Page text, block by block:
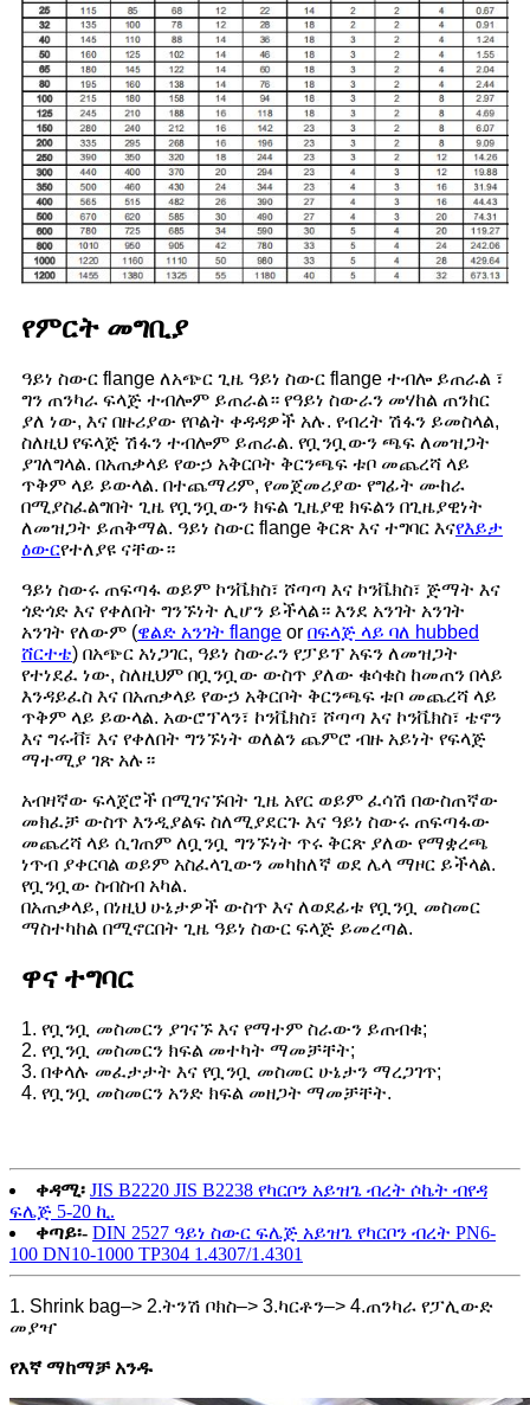
የምርት መግቢያ
ዓይነ ስውር flange ለአጭር ጊዜ ዓይነ ስውር flange ተብሎ ይጠራል ፣
ግን ጠንካራ ፍላጅ ተብሎም ይጠራል። የዓይነ ስውራን መሃከል ጠንከር
ያለ ነው, እና በዙሪያው የቦልት ቀዳዳዎች አሉ. የብረት ሽፋን ይመስላል,
ስለዚህ የፍላጅ ሽፋን ተብሎም ይጠራል. የቧንቧውን ጫፍ ለመዝጋት
ያገለግላል. በአጠቃላይ የውኃ አቅርቦት ቅርንጫፍ ቱቦ መጨረሻ ላይ
ጥቅም ላይ ይውላል. በተጨማሪም, የመጀመሪያው የግፊት ሙከራ
በሚያስፈልግበት ጊዜ የቧንቧውን ክፍል ጊዜያዊ ክፍልን በጊዜያዊነት
ለመዝጋት ይጠቅማል. ዓይነ ስውር flange ቅርጽ እና ተግባር እናየእይታ
ዕውርየተለያዩ ናቸው።
ዓይነ ስውሩ ጠፍጣፋ ወይም ኮንቬክስ፣ ሾጣጣ እና ኮንቬክስ፣ ጅማት እና
ጎድጎድ እና የቀለበት ግንኙነት ሊሆን ይችላል። እንደ አንገት አንገት
አንገት የለውም (ዌልድ አንገት flange or በፍላጅ ላይ ባለ hubbed
ሸርተቴ) በአጭር አነጋገር, ዓይነ ስውራን የፓይፕ አፍን ለመዝጋት
የተነደፈ ነው, ስለዚህም በቧንቧው ውስጥ ያለው ቁሳቁስ ከመጠን በላይ
እንዳይፈስ እና በአጠቃላይ የውኃ አቅርቦት ቅርንጫፍ ቱቦ መጨረሻ ላይ
ጥቅም ላይ ይውላል. አውሮፕላን፣ ኮንቬክስ፣ ሾጣጣ እና ኮንቬክስ፣ ቴኖን
እና ግሩቭ፣ እና የቀለበት ግንኙነት ወለልን ጨምሮ ብዙ አይነት የፍላጅ
ማተሚያ ገጽ አሉ።
አብዛኛው ፍላጀሮች በሚገናኙበት ጊዜ አየር ወይም ፈሳሽ በውስጠኛው
መክፈቻ ውስጥ እንዲያልፍ ስለሚያደርጉ እና ዓይነ ስውሩ ጠፍጣፋው
መጨረሻ ላይ ሲገጠም ለቧንቧ ግንኙነት ጥሩ ቅርጽ ያለው የማቋረጫ
ነጥብ ያቀርባል ወይም አስፈላጊውን መካከለኛ ወደ ሌላ ማዞር ይችላል.
የቧንቧው ስብስብ አካል.
በአጠቃላይ, በነዚህ ሁኔታዎች ውስጥ እና ለወደፊቱ የቧንቧ መስመር
ማስተካከል በሚኖርበት ጊዜ ዓይነ ስውር ፍላጅ ይመረጣል.
ዋና ተግባር
1. የቧንቧ መስመርን ያገናኙ እና የማተም ስራውን ይጠብቁ;
2. የቧንቧ መስመርን ክፍል መተካት ማመቻቸት;
3. በቀላሉ መፈታታት እና የቧንቧ መስመር ሁኔታን ማረጋገጥ;
4. የቧንቧ መስመርን አንድ ክፍል መዘጋት ማመቻቸት.
ቀዳሚ፡ JIS B2220 JIS B2238 የካርቦን አይዝጌ ብረት ሶኬት ብየዳ
ፍሌጅ 5-20 ኪ.
ቀጣይ፡- DIN 2527 ዓይነ ስውር ፍሌጅ አይዝጌ የካርቦን ብረት PN6-
100 DN10-1000 TP304 1.4307/1.4301
1. Shrink bag–> 2.ትንሽ ቦክስ–> 3.ካርቶን–> 4.ጠንካራ የፓሊውድ
መያዣ
የእኛ ማከማቻ አንዱ